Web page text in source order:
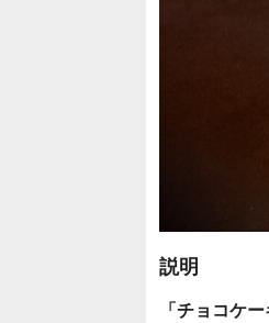
説明
「チョコケ